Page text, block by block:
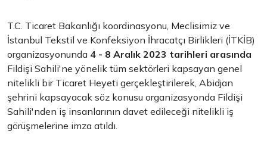
T.C. Ticaret Bakanlığı koordinasyonu, Meclisimiz ve
İstanbul Tekstil ve Konfeksiyon İhracatçı Birlikleri (İTKİB)
organizasyonunda 4 - 8 Aralık 2023 tarihleri arasında
Fildişi Sahili'ne yönelik tüm sektörleri kapsayan genel
nitelikli bir Ticaret Heyeti gerçekleştirilerek, Abidjan
şehrini kapsayacak söz konusu organizasyonda Fildişi
Sahili'nden iş insanlarının davet edileceği nitelikli iş
görüşmelerine imza atıldı.